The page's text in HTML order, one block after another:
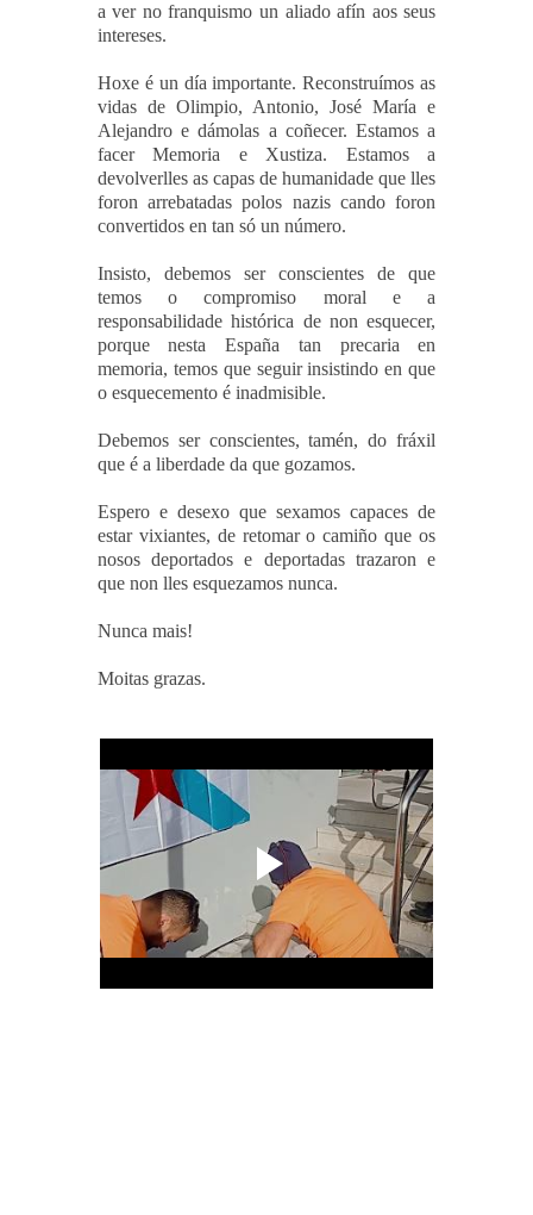
a ver no franquismo un aliado afín aos seus
intereses.
Hoxe é un día importante. Reconstruímos as
vidas de Olimpio, Antonio, José María e
Alejandroe dámolas a coñecer. Estamos a
facer Memoria e Xustiza. Estamos a
devolverlles as capas de humanidade que lles
foron arrebatadas polos nazis cando foron
convertidos en tan só un número.
Insisto, debemos ser conscientes de que
temos o compromiso moral e a
responsabilidade histórica de non esquecer,
porque nesta España tan precaria en
memoria, temos que seguir insistindo en que
o esquecemento é inadmisible.
Debemos ser conscientes, tamén, do fráxil
que é a liberdade da que gozamos.
Espero e desexo que sexamos capaces de
estar vixiantes, de retomar o camiño que os
nosos deportados e deportadas trazaron e
que non lles esquezamos nunca.
Nunca mais!
Moitas grazas.